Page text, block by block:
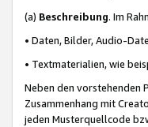
(a) Beschreibung. Im
• Daten, Bilder, Audio-
• Textmaterialien, wie
Neben den vorstehenden
Zusammenhang mit
jeden Musterquellcode